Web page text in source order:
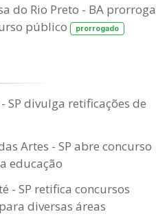
do Rio Preto - BA prorroga
público
prorrogado
SP divulga retificações de
Artes - SP abre concurso
educação
- SP retifica concursos
diversas áreas